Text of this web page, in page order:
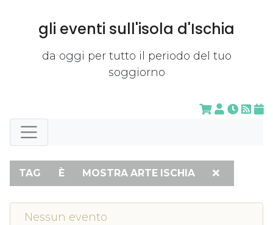
gli eventi sull'isola d'Ischia
da oggi per tutto il periodo del tuo
soggiorno
TAG È MOSTRA ARTE ISCHIA
Nessun evento